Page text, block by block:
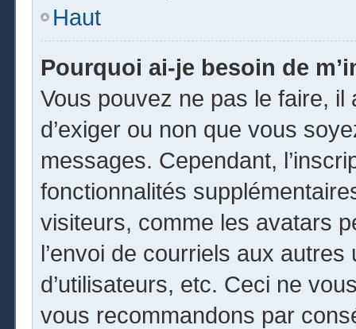
Haut
Pourquoi ai-je besoin de
Vous pouvez ne pas le faire, il
d’exiger ou non que vous
messages. Cependant,
fonctionnalités
visiteurs, comme les avatars
l’envoi de courriels aux
d’utilisateurs, etc. Ceci ne
vous recommandons par